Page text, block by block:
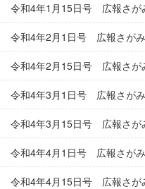
令和4年1月15日号 広報さが
令和4年2月1日号 広報さがみ
令和4年2月15日号 広報さが
令和4年3月1日号 広報さがみ
令和4年3月15日号 広報さが
令和4年4月1日号 広報さがみ
令和4年4月15日号 広報さが